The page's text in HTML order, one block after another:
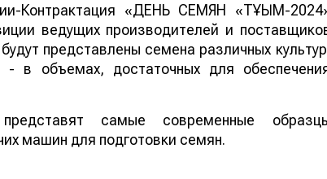
Контрактация «ДЕНЬ СЕМЯН «ТҰҚЫМ-
ведущих производителей и
представлены семена различных
в объемах, достаточных для
самые современные
машин для подготовки семян.